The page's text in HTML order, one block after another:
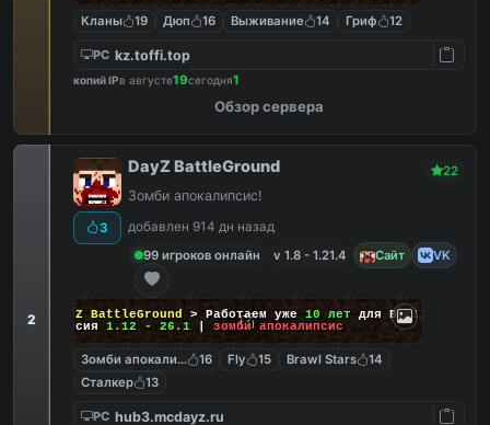
Кланы 19 Дюп 16 Выживание 14 Гриф 12
PC kz.toffi.top
копий IPв августе19сегодня1
Обзор сервера
2
3
DayZ BattleGround 22
Зомби апокалипсис!
добавлен 914 дн назад
99 игроков онлайн
v 1.8 - 1.21.4 Сайт VK
DayZ BattleGround > Работаем уже 10 лет для Вас!
Версия 1.12 - 26.1 | зомби апокалипсис
Зомби апокалипсис16 Fly 15 Brawl Stars
14
Сталкер
13
PC hub3.mcdayz.ru